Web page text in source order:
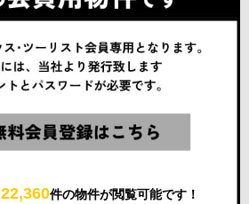
22,360件の物件が閲覧可能です！